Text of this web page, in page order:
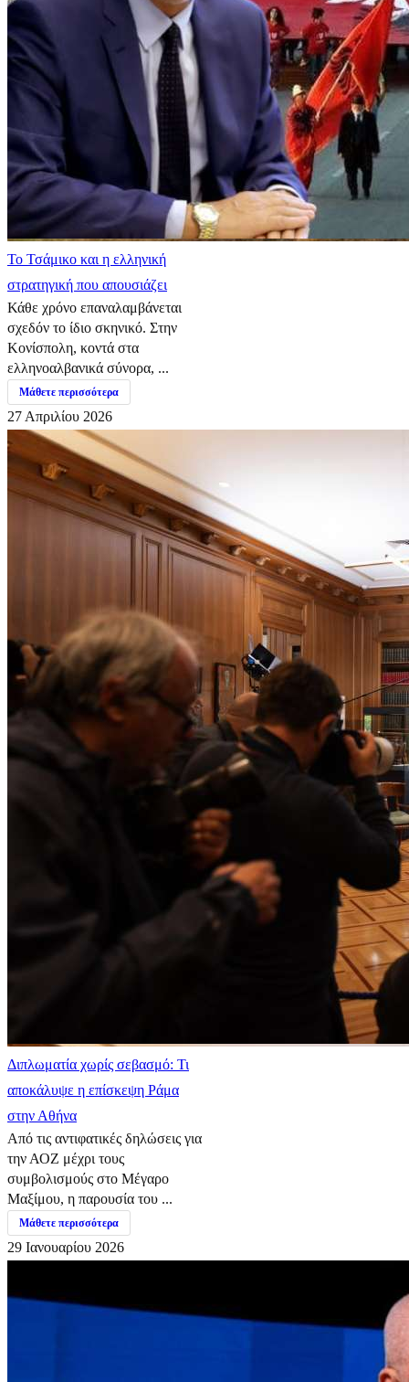
​Το Τσάμικο και η ελληνική
στρατηγική που απουσιάζει
Κάθε χρόνο επαναλαμβάνεται
σχεδόν το ίδιο σκηνικό. Στην
Κονίσπολη, κοντά στα
ελληνοαλβανικά σύνορα, ...
Μάθετε περισσότερα
27 Απριλίου 2026
Διπλωματία χωρίς σεβασμό: Τι
αποκάλυψε η επίσκεψη Ράμα
στην Αθήνα
Από τις αντιφατικές δηλώσεις για
την ΑΟΖ μέχρι τους
συμβολισμούς στο Μέγαρο
Μαξίμου, η παρουσία του ...
Μάθετε περισσότερα
29 Ιανουαρίου 2026